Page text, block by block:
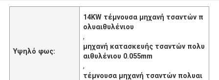
Υψηλό φως:
14KW τέμνουσα μηχανή τσαντών π
ολυαιθυλένιου
,
μηχανή κατασκευής τσαντών πολυ
αιθυλένιου 0.055mm
,
τέμνουσα μηχανή τσαντών πολυαι